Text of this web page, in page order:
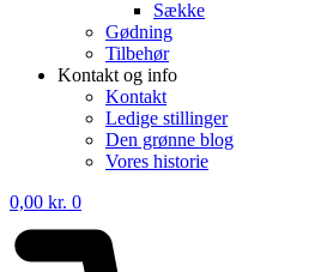
Sække
Gødning
Tilbehør
Kontakt og info
Kontakt
Ledige stillinger
Den grønne blog
Vores historie
0,00 kr. 0